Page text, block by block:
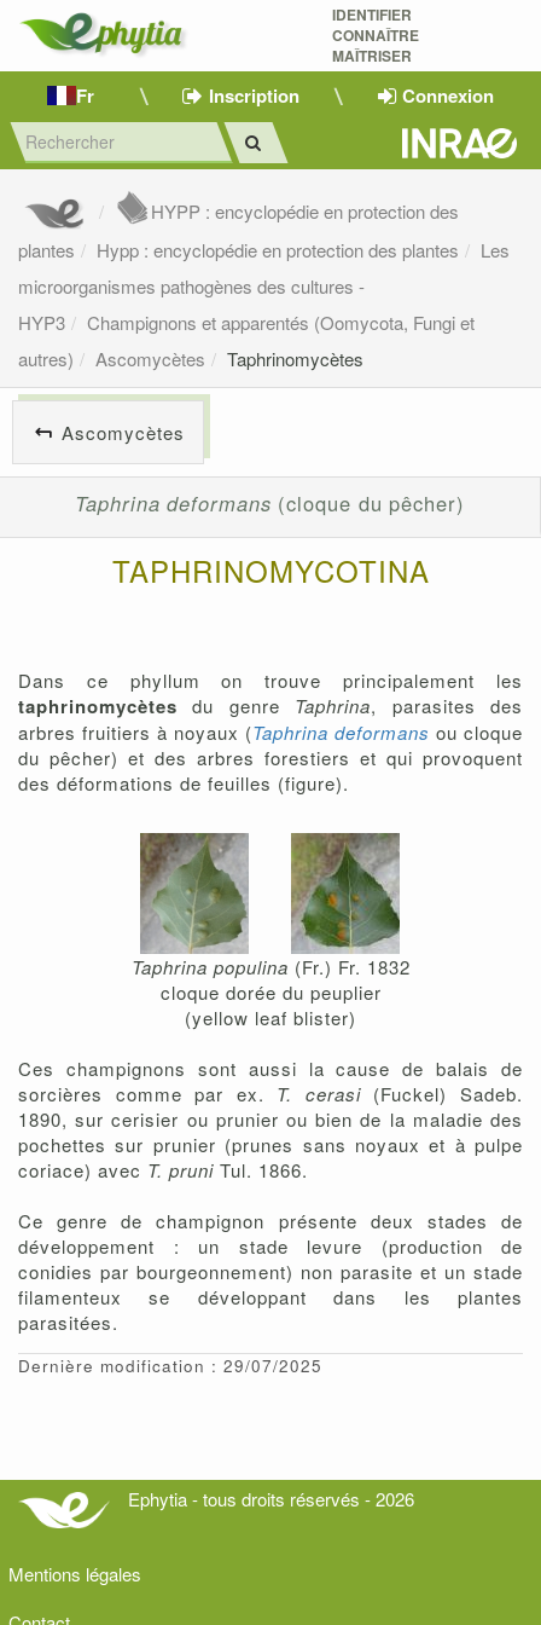
IDENTIFIER
CONNAÎTRE
MAÎTRISER
Fr Inscription Connexion
HYPP : encyclopédie en protection des
plantes
Hypp : encyclopédie en protection des plantes
Les
microorganismes pathogènes des cultures -
HYP3
Champignons et apparentés (Oomycota, Fungi et
autres)
Ascomycètes Taphrinomycètes
Ascomycètes
Taphrina deformans (cloque du pêcher)
TAPHRINOMYCOTINA
Dans ce phyllum on trouve principalement les
taphrinomycètes du genre Taphrina, parasites des
arbres fruitiers à noyaux (Taphrina deformans ou cloque
du pêcher) et des arbres forestiers et qui provoquent
des déformations de feuilles (figure).
Taphrina populina (Fr.) Fr. 1832
cloque dorée du peuplier
(yellow leaf blister)
Ces champignons sont aussi la cause de balais de
sorcières comme par ex. T. cerasi(Fuckel) Sadeb.
1890, sur cerisier ou prunier ou bien de la maladie des
pochettes sur prunier (prunes sans noyaux et à pulpe
coriace) avec T. pruni Tul. 1866.
Ce genre de champignon présente deux stades de
développement : un stade levure (production de
conidies par bourgeonnement) non parasite et un stade
filamenteux se développant dans les plantes
parasitées.
Dernière modification : 29/07/2025
Ephytia - tous droits réservés - 2026
Mentions légales